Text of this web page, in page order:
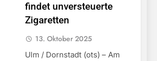
findet unversteuerte
Zigaretten
13. Oktober 2025
Ulm / Dornstadt (ots) – Am